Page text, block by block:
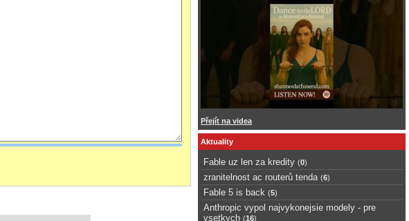
Přejít na videa
Aktuality
Fable uz len za kredity (0)
zranitelnost ac routerů tenda (6)
Fable 5 is back (5)
Anthropic vypol najvykonejsie modely - pre
vsetkych (16)